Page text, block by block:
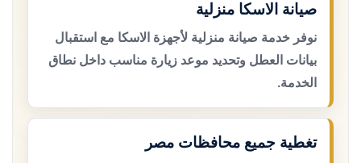
صيانة الاسكا منزلية
نوفر خدمة صيانة منزلية لأجهزة الاسكا مع استقبال
بيانات العطل وتحديد موعد زيارة مناسب داخل نطاق
الخدمة.
تغطية جميع محافظات مصر